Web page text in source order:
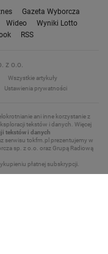
Gazeta Wyborcza
Wideo
Wyniki Lotto
RSS
z o.o.
Wszystkie artykuły
Ustawienia prywatności
ani inne korzystanie z
tekstów i danych. Więcej
tekstów i danych
serwisu tokfm.pl prezentujemy w
sp. z o.o. oraz Grupą Radiową
płatnej subskrypcji.